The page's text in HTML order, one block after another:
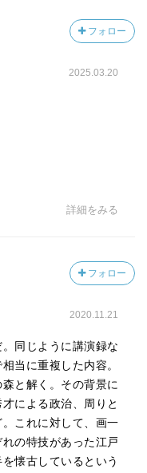
主義的な日本の近代
代化を突き進んだ日
がら昭和へと突入し
日本陸軍は、偏差値
、後には統帥権の乱
症状態で太平洋戦争
具体的に持ち出す事
。
フォロー
2025.03.20
詳細をみる
フォロー
2020.11.21
同じように講演録な
当に重複した内容。
と解く。その背景に
による政治、周りと
これに対して、画一
の特技があった江戸
懐古しているという